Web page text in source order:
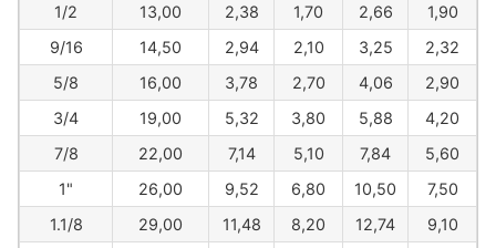
1/2
13,00 2,38 1,70 2,66
1,90
9/16
14,50 2,94 2,10 3,25
2,32
5/8
16,00 3,78 2,70 4,06
2,90
3/4
19,00 5,32 3,80 5,88
4,20
7/8
22,00 7,14 5,10 7,84
5,60
1"
26,00 9,52 6,80 10,50
7,50
1.1/8
29,00 11,48 8,20 12,74
9,10